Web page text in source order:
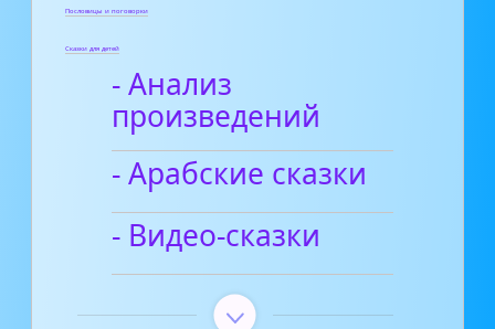
Пословицы и поговорки
Сказки для детей
- Анализ
произведений
- Арабские сказки
- Видео-сказки